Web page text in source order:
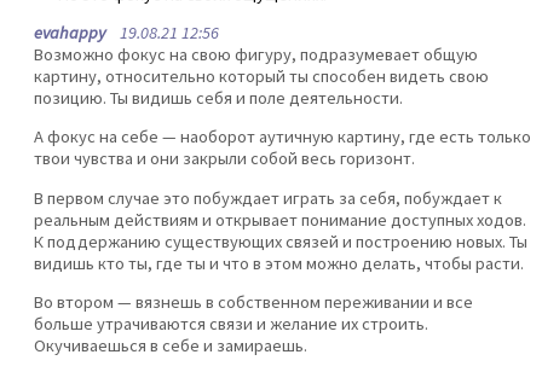
evahappy19.08.21 12:56
Возможно фокус на свою фигуру, подразумевает общую
картину, относительно который ты способен видеть свою
позицию. Ты видишь себя и поле деятельности.
А фокус на себе — наоборот аутичную картину, где есть только
твои чувства и они закрыли собой весь горизонт.
В первом случае это побуждает играть за себя, побуждает к
реальным действиям и открывает понимание доступных ходов.
К поддержанию существующих связей и построению новых. Ты
видишь кто ты, где ты и что в этом можно делать, чтобы расти.
Во втором — вязнешь в собственном переживании и все
больше утрачиваются связи и желание их строить.
Окучиваешься в себе и замираешь.